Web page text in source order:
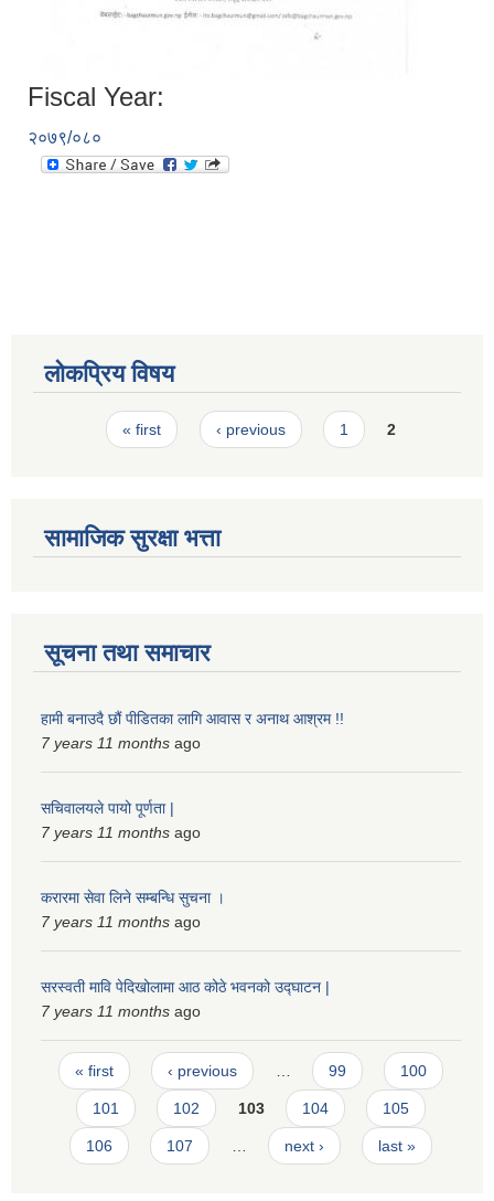
Fiscal Year:
२०७९/०८०
लोकप्रिय विषय
Pages« first ‹ previous 1 2
सामाजिक सुरक्षा भत्ता
सूचना तथा समाचार
हामी बनाउदै छौं पीडितका लागि आवास र अनाथ आश्रम !!
7 years 11 months ago
सचिवालयले पायो पूर्णता |
7 years 11 months ago
करारमा सेवा लिने सम्बन्धि सुचना ।
7 years 11 months ago
सरस्वती मावि पेदिखोलामा आठ कोठे भवनको उद्घाटन |
7 years 11 months ago
Pages
« first ‹ previous … 99 100
101 102 103 104 105
106 107 … next › last »